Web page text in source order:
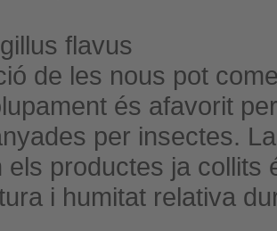
flavus
de les nous pot
és afavorit
per insectes.
els productes ja collits
i humitat relativa